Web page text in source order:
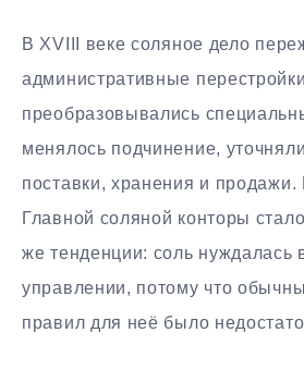
В XVIII веке соляное дело
административные
преобразовывались
менялось подчинение,
поставки, хранения и
Главной соляной конторы
же тенденции: соль нуждалась
управлении, потому что
правил для неё было